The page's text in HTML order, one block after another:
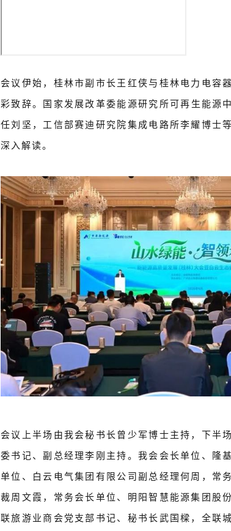
会议伊始，桂林市副市长王红侠与桂林电力电容
彩致辞。 国家发展改革委能源研究所可再生能源
任刘坚，工信部赛迪研究院集成电路所李耀博士
深入解读。
会议上半场由我会秘书长曾少军博士主持，下半
委书记、副总经理李刚主持。我会会长单位、隆
单位、白云电气集团有限公司副总经理何周，常
裁周文霞，常务会长单位、明阳智慧能源集团股
联旅游业商会党支部书记、秘书长武国樑，全联